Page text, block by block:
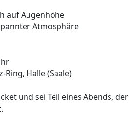
auf Augenhöhe
Atmosphäre
Ring, Halle (Saale)
und sei Teil eines Abends, der